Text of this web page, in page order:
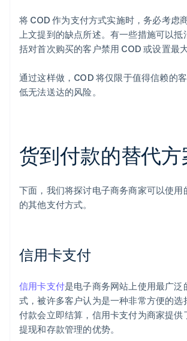
将 COD 作为支付方式实施时，务必考虑
上文提到的缺点所述。有一些措施可以抵
括对首次购买的客户禁用 COD 或设置最
通过这样做，COD 将仅限于值得信赖的
低无法送达的风险。
货到付款的替代方
下面，我们将探讨电子商务商家可以使用
的其他支付方式。
信用卡支付
信用卡支付是电子商务网站上使用最广泛
式，被许多客户认为是一种非常方便的选
付款会立即结算，信用卡支付为商家提供
提现和存款管理的优势。